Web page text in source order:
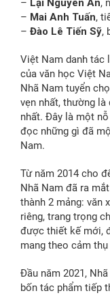
– Lại Nguyên Ân,
– Mai Anh Tuấn,
– Đào Lê Tiến Sỹ,
Việt Nam danh tác
của văn học Việt
Nhã Nam tuyển
vẹn nhất, thường
nhất. Đây là một
đọc những gì đã
Nam.
Từ năm 2014 cho
Nhã Nam đã ra
thành 2 mảng: văn
riêng, trang trọng
được thiết kế mới,
mang theo cảm
Đầu năm 2021,
bốn tác phẩm tiếp